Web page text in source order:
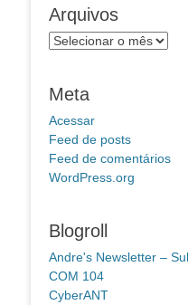
Arquivos
Arquivos
Meta
Acessar
Feed de posts
Feed de comentários
WordPress.org
Blogroll
Andre's Newsletter –
COM 104
CyberANT